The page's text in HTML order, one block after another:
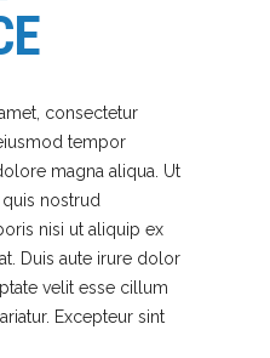
consectetur
tempor
magna aliqua. Ut
nostrud
nisi ut aliquip ex
Duis aute irure dolor
velit esse cillum
Excepteur sint